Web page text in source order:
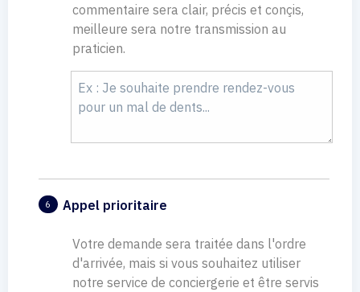
commentaire sera clair, précis et conçis,
meilleure sera notre transmission au
praticien.
6 Appel prioritaire
Votre demande sera traitée dans l'ordre
d'arrivée, mais si vous souhaitez utiliser
notre service de conciergerie et être servis